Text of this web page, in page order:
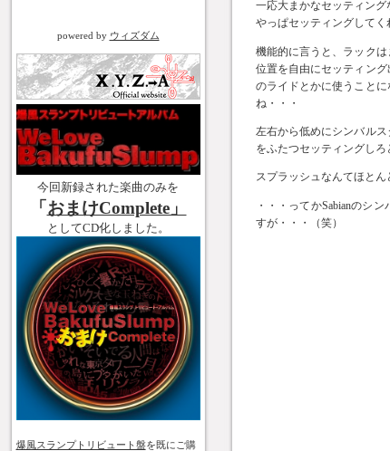
powered by ウィズダム
今回新録された楽曲のみを
「おまけComplete」
としてCD化しました。
爆風スランプトリビュート盤を既にご購
一応大まかなセッティング
やっぱセッティングしてく
機能的に言うと、ラック
位置を自由にセッティン
のライドとかに使うこと
ね・・・
左右から低めにシンバル
をふたつセッティングしろ
スプラッシュなんてほとん
・・・ってかSabianのシ
すが・・・（笑）